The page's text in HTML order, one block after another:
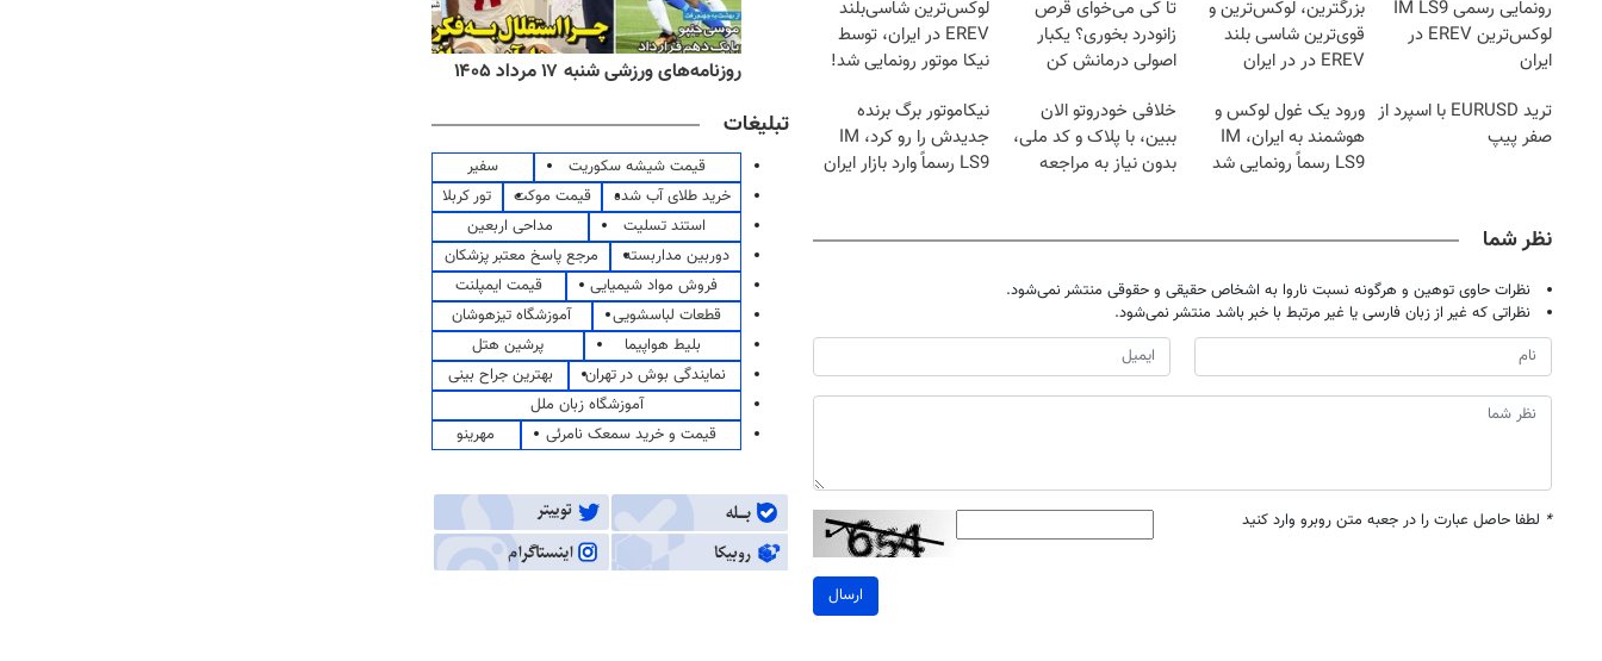
رونمایی رسمی IM LS9
لوکس‌ترین EREV در
ایران
بزرگترین، لوکس‌ترین و
قوی‌ترین شاسی بلند
EREV در در ایران
تا کی می‌خوای قرص
زانودرد بخوری؟ یکبار
اصولی درمانش کن
لوکس‌ترین شاسی‌بلند
EREV در ایران، توسط
نیکا موتور رونمایی شد!
ترید EURUSD با اسپرد از
صفر پیپ
ورود یک غول لوکس و
هوشمند به ایران، IM
LS9 رسماً رونمایی شد
خلافی خودروتو الان
ببین، با پلاک و کد ملی،
بدون نیاز به مراجعه
نیکاموتور برگ برنده
جدیدش را رو کرد، IM
LS9 رسماً وارد بازار ایران
نظر شما
نظرات حاوی توهین و هرگونه نسبت ناروا به اشخاص حقیقی و حقوقی منتشر نمی‌شود.
نظراتی که غیر از زبان فارسی یا غیر مرتبط با خبر باشد منتشر نمی‌شود.
* لطفا حاصل عبارت را در جعبه متن روبرو وارد کنید
ارسال
روزنامه‌های صبح شنبه ۱۷ مرداد ۱۴۰۵ روزنامه‌های اقتصادی شنبه ۱۷ مرداد ۱۴۰۵ روزنامه‌های ورزشی شنبه ۱۷ مرداد ۱۴۰۵
تبلیغات
قیمت شیشه سکوریت
سفیر
خرید طلای آب شده
قیمت موکت
تور کربلا
استند تسلیت
مداحی اربعین
دوربین مداربسته
مرجع پاسخ معتبر پزشکان
فروش مواد شیمیایی
قیمت ایمپلنت
قطعات لباسشویی
آموزشگاه تیزهوشان
بلیط هواپیما
پرشین هتل
نمایندگی بوش در تهران
بهترین جراح بینی
آموزشگاه زبان ملل
قیمت و خرید سمعک نامرئی
مهرینو